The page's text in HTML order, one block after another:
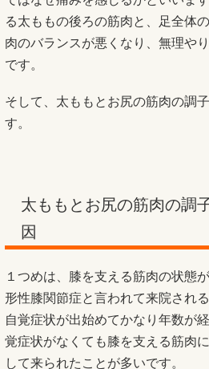
る太ももの後ろの筋肉と、足全体
肉のバランスが悪くなり、無理や
です。
そして、太ももとお尻の筋肉の調
す。
太ももとお尻の筋肉の調
因
１つめは、膝を支える筋肉の状態
形性膝関節症と言われて来院され
自覚症状が出始めてかなり年数が
覚症状がなくても膝を支える筋肉
して来られたことが多いです。